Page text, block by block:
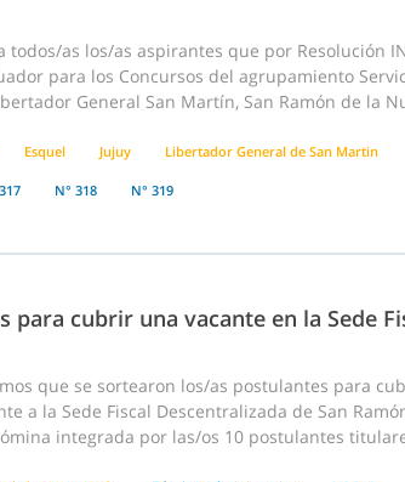
todos/as los/as aspirantes que por Resolución
para los Concursos del agrupamiento
General San Martín, San Ramón de la
Esquel Jujuy Libertador General de San Martin
N° 318 N° 319
para cubrir una vacante en la Sede
que se sortearon los/as postulantes para
a la Sede Fiscal Descentralizada de San
integrada por las/os 10 postulantes